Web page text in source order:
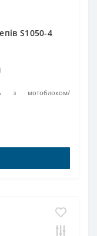
S1050-4
з мотоблоком/